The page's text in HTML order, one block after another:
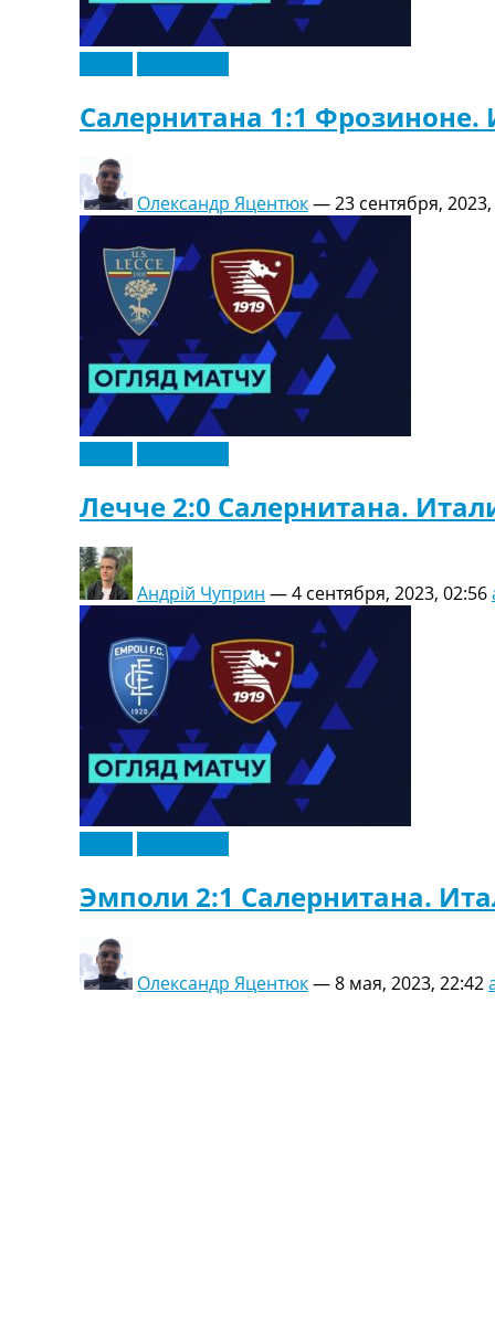
Салернитана 1:1 Фрозиноне.
Олександр Яцентюк—23 сентября,
Лечче 2:0 Салернитана.
Андрій Чуприн —4 сентября, 2023, 02:56
Эмполи 2:1 Салернитана.
Олександр Яцентюк—8 мая, 2023, 22:42